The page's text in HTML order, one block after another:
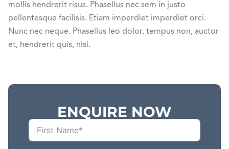
mollis hendrerit risus. Phasellus nec sem in justo
pellentesque facilisis. Etiam imperdiet imperdiet orci.
Nunc nec neque. Phasellus leo dolor, tempus non, auctor
et, hendrerit quis, nisi.
ENQUIRE NOW